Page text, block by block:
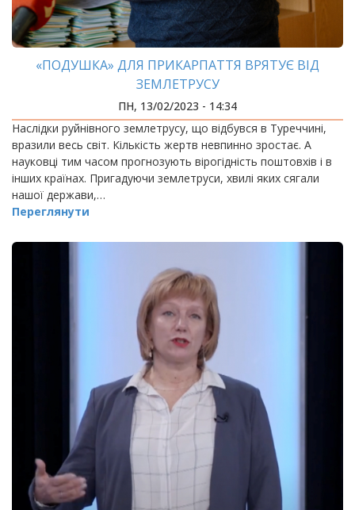
«ПОДУШКА» ДЛЯ ПРИКАРПАТТЯ ВРЯТУЄ ВІД
ЗЕМЛЕТРУСУ
ПН, 13/02/2023 - 14:34
Наслідки руйнівного землетрусу, що відбувся в Туреччині,
вразили весь світ. Кількість жертв невпинно зростає. А
науковці тим часом прогнозують вірогідність поштовхів і в
інших країнах. Пригадуючи землетруси, хвилі яких сягали
нашої держави,…
Переглянути